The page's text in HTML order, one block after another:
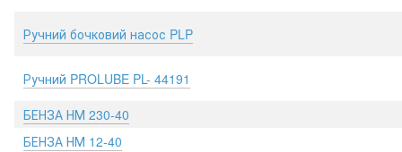
Ручний бочковий насос PLP
Ручний PROLUBE PL- 44191
БЕНЗА НМ 230-40
БЕНЗА НМ 12-40